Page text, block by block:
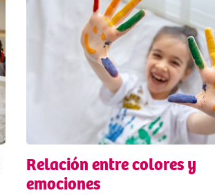
Relación entre colores y
emociones